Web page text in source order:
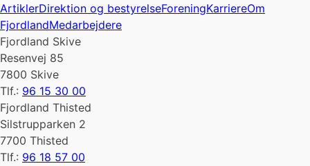
ArtiklerDirektion og bestyrelseForeningKarriereOm
FjordlandMedarbejdere
Fjordland Skive
Resenvej 85
7800 Skive
Tlf.: 96 15 30 00
Fjordland Thisted
Silstrupparken 2
7700 Thisted
Tlf.: 96 18 57 00